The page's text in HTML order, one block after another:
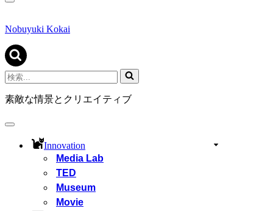
ナ
ゲ
シ
ョ
ン
メ
ニ
ュ
Nobuyuki Kokai
検
索...
素敵な情景とクリエイティブ
ナ
Innovation
Media Lab
TED
Museum
Movie